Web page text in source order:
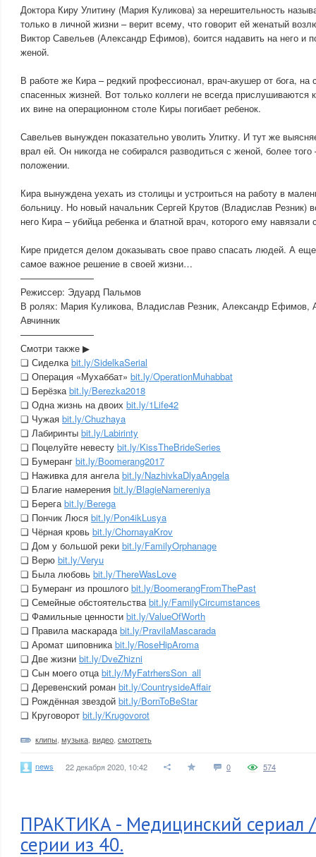
Доктора Киру Улитину (Мария Куликова) за нерешительность
только в личной жизни – верит всему, что говорит ей женатый
Виктор Савельев (Александр Ефимов), боится надавить на него и
женой.
В работе же Кира – редкий профессионал, врач-акушер от бога, на
спасенных жизней. Вот только коллеги не всегда
их вине на операционном столе Киры погибает ребенок.
Савельев вынужден показательно уволить Улитку. И тут же
врал ей. Он никогда не собирался разводиться с женой, более
положении.
Кира вынуждена уехать из столицы и устроиться на работу в
больницу. Но новый начальник Сергей Крутов (Владислав Резник)
него Кира – yбийца ребенка и блатной врач, которого ему навязали
Кире придется делом доказывать свое право спасать людей. А
самое важное решение в своей жизни…
————————
Режиссер: Эдуард Пальмов
В ролях: Мария Куликова, Владислав Резник, Александр Ефимов,
Авчинник
————————
Смотри также ▶
❏ Сиделкаbit.ly/SidelkaSerial
❏ Операция «Мухаббат» bit.ly/OperationMuhabbat
❏ Берёзкаbit.ly/Berezka2018
❏ Одна жизнь на двоих bit.ly/1Life42
❏ Чужая bit.ly/Chuzhaya
❏ Лабиринты bit.ly/Labirinty
❏ Поцелуйте невесту bit.ly/KissTheBrideSeries
❏ Бумеранг bit.ly/Boomerang2017
❏ Наживка для ангелаbit.ly/NazhivkaDlyaAngela
❏ Благие намерения bit.ly/BlagieNamereniya
❏ Берегаbit.ly/Berega
❏ Пончик Люся bit.ly/Pon4ikLusya
❏ Чёрная кровь bit.ly/ChornayaKrov
❏ Дом у большой реки bit.ly/FamilyOrphanage
❏ Верю bit.ly/Veryu
❏ Была любовь bit.ly/ThereWasLove
❏ Бумеранг из прошлого bit.ly/BoomerangFromThePast
❏ Семейные обстоятельстваbit.ly/FamilyCircumstances
❏ Фамильные ценности bit.ly/ValueOfWorth
❏ Правила маскарадаbit.ly/PravilaMascarada
❏ Аромат шиповникаbit.ly/RoseHipAroma
❏ Две жизни bit.ly/DveZhizni
❏ Сын моего отцаbit.ly/MyFatrhersSon_all
❏ Деревенский роман bit.ly/CountrysideAffair
❏ Рождённая звездой bit.ly/BornToBeStar
❏ Круговорот bit.ly/Krugovorot
клипы музыка видео смотреть
news 22 декабря 2020, 10:42 0 574
ПРАКТИКА - Медицинский сериал
серии из 40.